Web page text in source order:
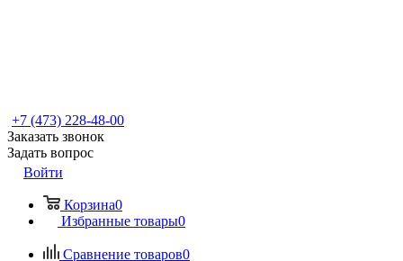
+7 (473) 228-48-00
Заказать звонок
Задать вопрос
Войти
Корзина0
Избранные товары0
Сравнение товаров0